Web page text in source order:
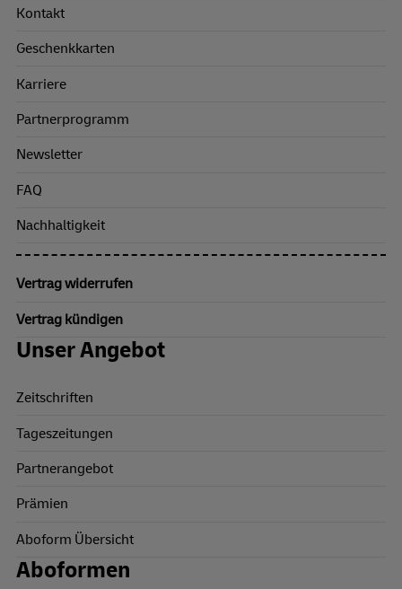
Kontakt
Geschenkkarten
Karriere
Partnerprogramm
Newsletter
FAQ
Nachhaltigkeit
Vertrag widerrufen
Vertrag kündigen
Unser Angebot
Zeitschriften
Tageszeitungen
Partnerangebot
Prämien
Aboform Übersicht
Aboformen